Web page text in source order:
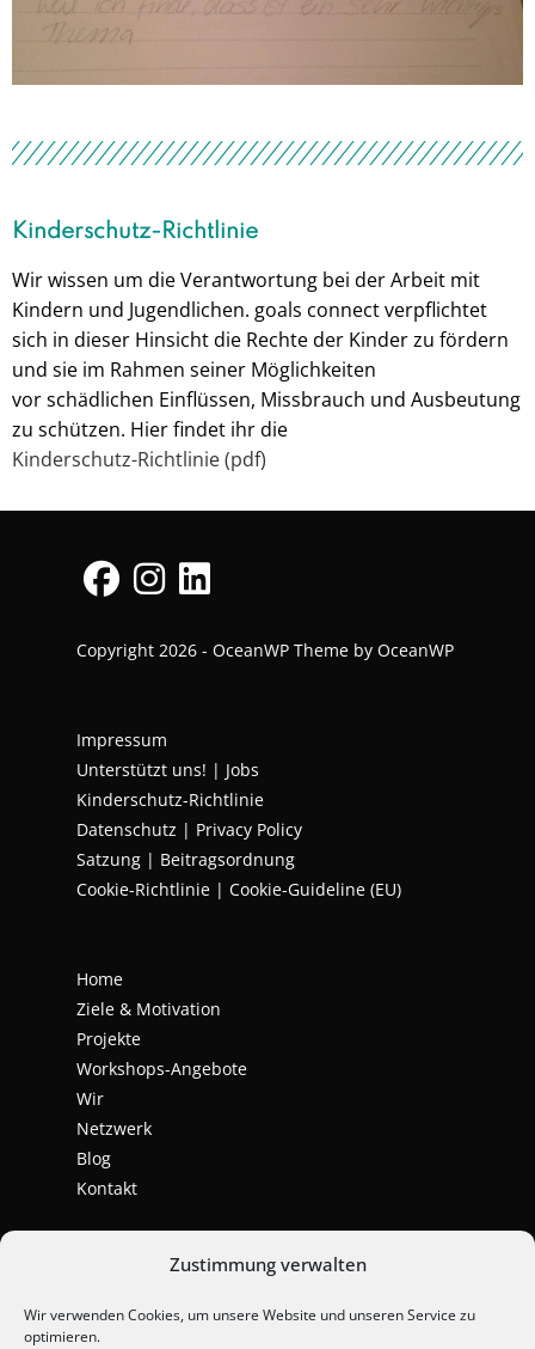
Zustimmung verwalten
Wir verwenden Cookies, um unsere Website und unseren Service zu
optimieren.
Kinderschutz-Richtlinie
Wir wissen um die Verantwortung bei der Arbeit mit
Kindern und Jugendlichen. goals connect verpflichtet
sich in dieser Hinsicht die Rechte der Kinder zu fördern
und sie im Rahmen seiner Möglichkeiten
vor schädlichen Einflüssen, Missbrauch und Ausbeutung
zu schützen. Hier findet ihr die
Kinderschutz-Richtlinie (pdf)
Copyright 2026 - OceanWP Theme by OceanWP
Impressum
Unterstützt uns! | Jobs
Kinderschutz-Richtlinie
Datenschutz | Privacy Policy
Satzung | Beitragsordnung
Cookie-Richtlinie | Cookie-Guideline (EU)
Home
Ziele & Motivation
Projekte
Workshops-Angebote
Wir
Netzwerk
Blog
Kontakt